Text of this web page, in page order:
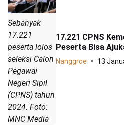
Sebanyak
17.221
peserta lolos
seleksi Calon
Pegawai
Negeri Sipil
(CPNS) tahun
2024. Foto:
MNC Media
17.221 CPNS
Peserta Bisa
Nanggroe 13